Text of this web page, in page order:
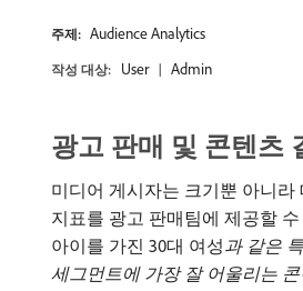
주제: Audience Analytics
작성 대상: User Admin
광고 판매 및 콘텐츠
미디어 게시자는 크기뿐 아니라
지표를 광고 판매팀에 제공할
아이를 가진 30대 여성​과 같은
세그먼트에 가장 잘 어울리는